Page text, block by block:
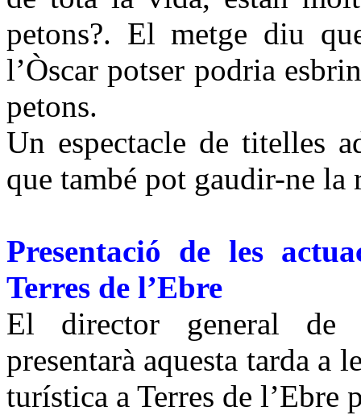
petons?. El metge diu
l’Òscar potser podria
petons.
Un espectacle de titelles
que també pot gaudir-ne
Presentació de les
Terres de l’Ebre
El director general de
presentarà aquesta tarda a
turística a Terres de l’Ebre